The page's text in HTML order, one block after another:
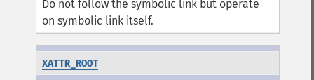
Do not follow the symbolic link but operate
on symbolic link itself.
XATTR_ROOT